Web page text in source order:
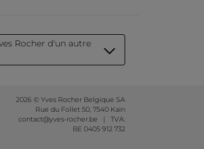
Rocher d'un autre
2026 © Yves Rocher Belgique SA
Rue du Follet 50, 7540 Kain
contact@yves-rocher.be | TVA:
BE 0405 912 732